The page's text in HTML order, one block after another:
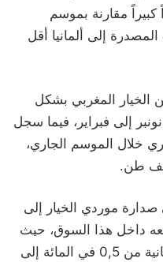
مقارنة بموسم
المصدرة إلى ألمانيا أقل
الخيار المغربي بشكل
إلى فبراير، فيما سجل
أداء شهري خلال الموسم الجاري،
طن.
صدارة موردي الخيار إلى
داخل هذا السوق، حيث
ارتفعت حصته من الواردات الألمانية من 0,5 في المائة إلى